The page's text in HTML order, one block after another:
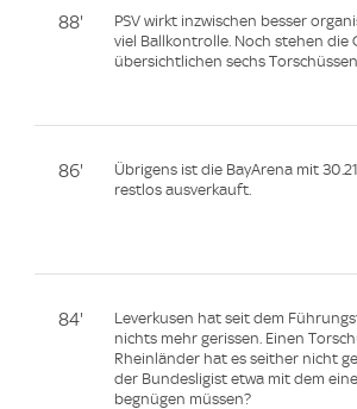
88'
PSV wirkt inzwischen besser
viel Ballkontrolle. Noch stehen die
übersichtlichen sechs Torschüssen.
86'
Übrigens ist die BayArena mit
restlos ausverkauft.
84'
Leverkusen hat seit dem
nichts mehr gerissen. Einen
Rheinländer hat es seither nicht
der Bundesligist etwa mit dem
begnügen müssen?